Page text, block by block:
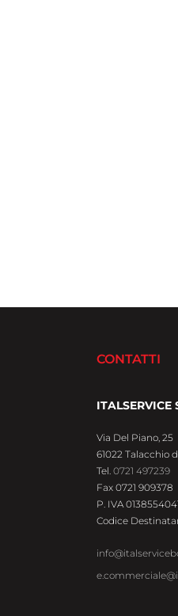
CONTATTI
ITALSERVICE
Via Del Piano, 25
61022 Talacchio
Tel. 0721 497239
Fax 0721 909378
P. IVA
Codice